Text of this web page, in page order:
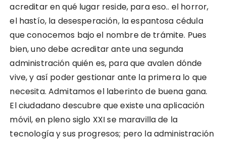
acreditar en qué lugar reside, para eso.. el horror,
el hastío, la desesperación, la espantosa cédula
que conocemos bajo el nombre de trámite. Pues
bien, uno debe acreditar ante una segunda
administración quién es, para que avalen dónde
vive, y así poder gestionar ante la primera lo que
necesita. Admitamos el laberinto de buena gana.
El ciudadano descubre que existe una aplicación
móvil, en pleno siglo XXI se maravilla de la
tecnología y sus progresos; pero la administración